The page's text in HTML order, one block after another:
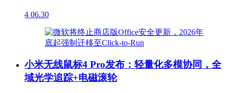
4 06.30
小米无线鼠标4 Pro发布：轻量化多模协同，全
域光学追踪+电磁滚轮